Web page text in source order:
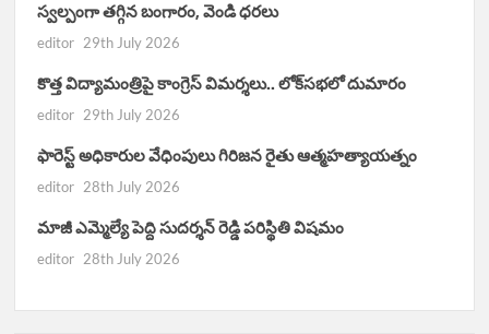
స్వల్పంగా తగ్గిన బంగారం, వెండి ధరలు
editor 29th July 2026
కొత్త విద్యామంత్రిపై కాంగ్రెస్ విమర్శలు.. లోక్‌సభలో దుమారం
editor 29th July 2026
ఫారెస్ట్ అధికారుల వేధింపులు గిరిజన రైతు ఆత్మహత్యాయత్నం
editor 28th July 2026
మాజీ ఎమ్మెల్యే పెద్ది సుదర్శన్ రెడ్డి పరిస్థితి విషమం
editor 28th July 2026